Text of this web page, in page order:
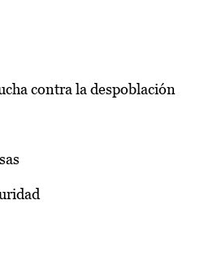
contra la despoblación